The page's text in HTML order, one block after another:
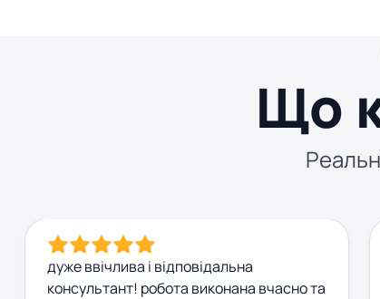
Що
дуже ввічлива і відповідальна
консультант! робота виконана вчасно та